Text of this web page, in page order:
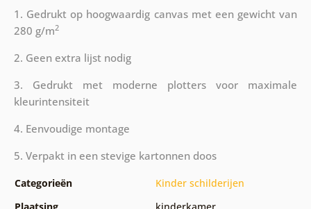
1. Gedrukt op hoogwaardig canvas met een gewicht van
280 g/m2
2. Geen extra lijst nodig
3. Gedrukt met moderne plotters voor maximale
kleurintensiteit
4. Eenvoudige montage
5. Verpakt in een stevige kartonnen doos
Categorieën
Kinder schilderijen
Plaatsing
kinderkamer